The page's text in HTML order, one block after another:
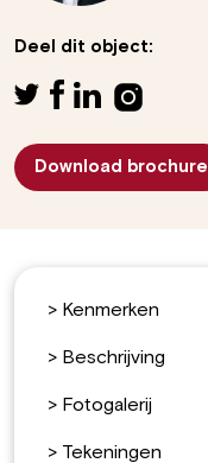
Deel dit object:
Download brochure
> Kenmerken
> Beschrijving
> Fotogalerij
> Tekeningen